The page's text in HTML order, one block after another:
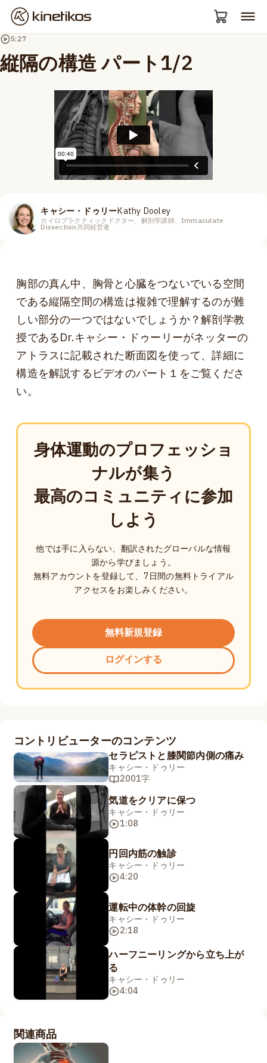
5:27
縦隔の構造 パート1/2
キャシー・ドゥリーKathy Dooley
カイロプラクティックドクター、解剖学講師、Immaculate
Dissection共同経営者
胸部の真ん中、胸骨と心臓をつないでいる空間
である縦隔空間の構造は複雑で理解するのが難
しい部分の一つではないでしょうか？解剖学教
授であるDr.キャシー・ドゥーリーがネッターの
アトラスに記載された断面図を使って、詳細に
構造を解説するビデオのパート１をご覧くださ
い。
身体運動のプロフェッショ
ナルが集う
最高のコミュニティに参加
しよう
他では手に入らない、翻訳されたグローバルな情報
源から学びましょう。
無料アカウントを登録して、7日間の無料トライアル
アクセスをお楽しみください。
無料新規登録
ログインする
コントリビューターのコンテンツ
セラピストと膝関節内側の痛み
キャシー・ドゥリー
2001字
気道をクリアに保つ
キャシー・ドゥリー
1:08
円回内筋の触診
キャシー・ドゥリー
4:20
運転中の体幹の回旋
キャシー・ドゥリー
2:18
ハーフニーリングから立ち上が
る
キャシー・ドゥリー
4:04
関連商品